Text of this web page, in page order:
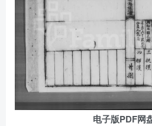
电子版PDF网